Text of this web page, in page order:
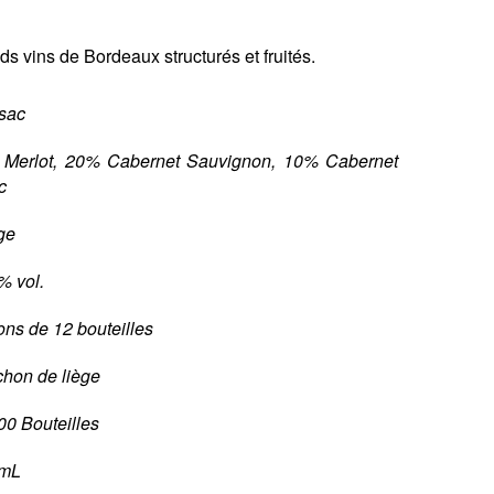
vins de Bordeaux structurés et fruités.
20% Cabernet Sauvignon, 10% Cabernet
vol.
de 12 bouteilles
de liège
Bouteilles